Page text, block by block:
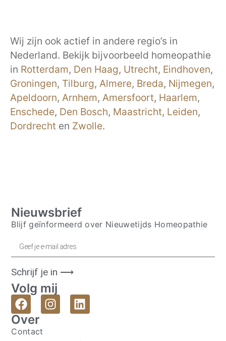
Wij zijn ook actief in andere regio’s in
Nederland. Bekijk bijvoorbeeld homeopathie
in Rotterdam, Den Haag, Utrecht, Eindhoven,
Groningen, Tilburg, Almere, Breda, Nijmegen,
Apeldoorn, Arnhem, Amersfoort, Haarlem,
Enschede, Den Bosch, Maastricht, Leiden,
Dordrecht en Zwolle.
Nieuwsbrief
Blijf geïnformeerd over Nieuwetijds Homeopathie
Schrijf je in ⟶
Volg mij
Over
Contact